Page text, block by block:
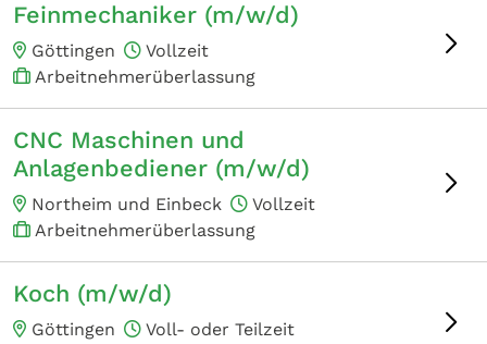
Feinmechaniker (m/w/d)
Göttingen
Vollzeit
Arbeitnehmerüberlassung
CNC Maschinen und
Anlagenbediener (m/w/d)
Northeim und Einbeck
Vollzeit
Arbeitnehmerüberlassung
Koch (m/w/d)
Göttingen
Voll- oder Teilzeit